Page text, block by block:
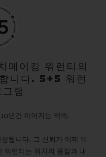
메이킹 워런티의
니다. 5+5 워런
램
년간 이어지는 약속.
됩니다. 그 신뢰가 이제 워
워런티는 워치의 품질과 내